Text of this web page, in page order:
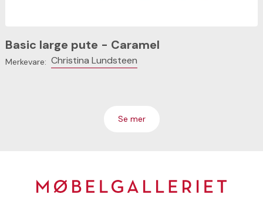
Basic large pute - Caramel
Merkevare: Christina Lundsteen
Se mer